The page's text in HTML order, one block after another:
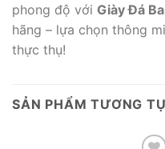
phong độ với Giày Đá
hãng – lựa chọn thông
thực thụ!
SẢN PHẨM TƯƠNG